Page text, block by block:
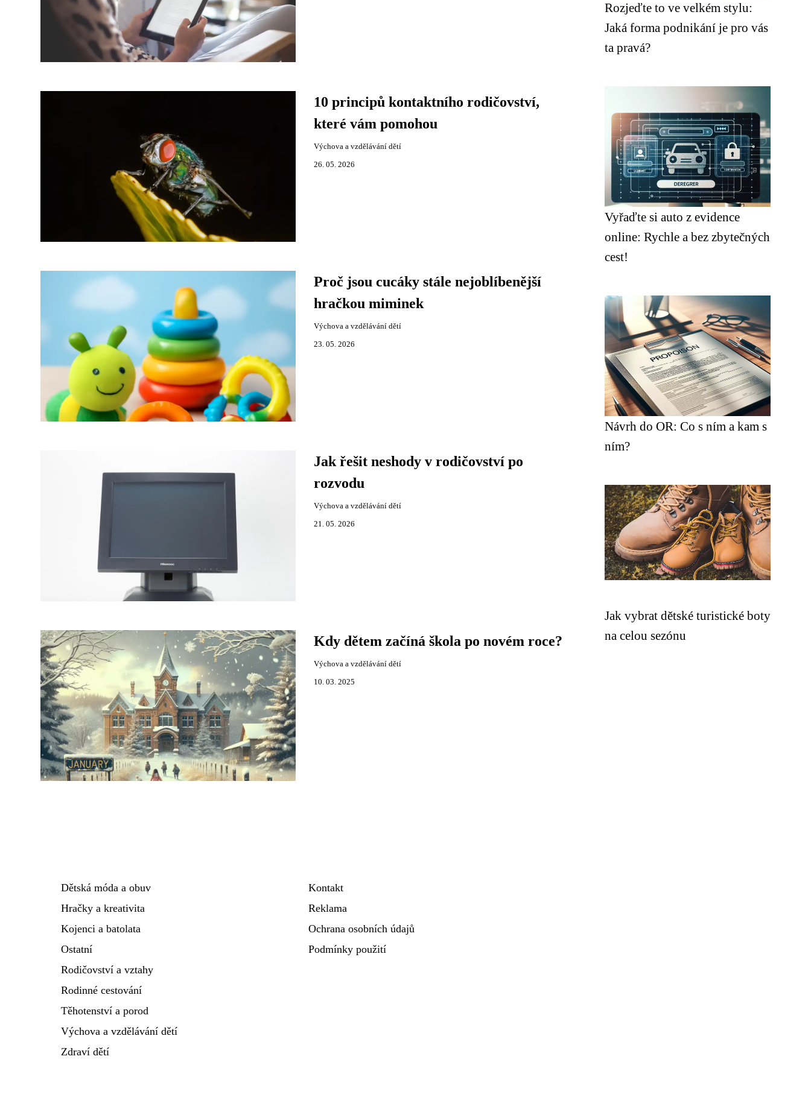
10 principů kontaktního rodičovství,
které vám pomohou
Výchova a vzdělávání dětí
26. 05. 2026
Proč jsou cucáky stále nejoblíbenější
hračkou miminek
Výchova a vzdělávání dětí
23. 05. 2026
Jak řešit neshody v rodičovství po
rozvodu
Výchova a vzdělávání dětí
21. 05. 2026
Kdy dětem začíná škola po novém roce?
Výchova a vzdělávání dětí
10. 03. 2025
Rozjeďte to ve velkém stylu:
Jaká forma podnikání je pro vás
ta pravá?
Vyřaďte si auto z evidence
online: Rychle a bez zbytečných
cest!
Návrh do OR: Co s ním a kam s
ním?
Jak vybrat dětské turistické boty
na celou sezónu
Dětská móda a obuv
Hračky a kreativita
Kojenci a batolata
Ostatní
Rodičovství a vztahy
Rodinné cestování
Těhotenství a porod
Výchova a vzdělávání dětí
Zdraví dětí
Kontakt
Reklama
Ochrana osobních údajů
Podmínky použití